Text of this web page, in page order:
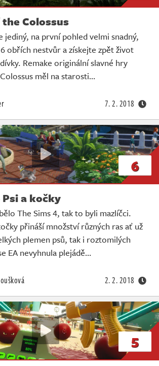
Colossus
na první pohled velmi snadný,
obřích nestvůr a získejte zpět život
Remake originální slavné hry
měl na starosti…
7. 2. 2018
6
Psi a kočky
The Sims 4, tak to byli mazlíčci.
přináší množství různých ras ať už
plemen psů, tak i roztomilých
EA nevyhnula plejádě…
2. 2. 2018
5